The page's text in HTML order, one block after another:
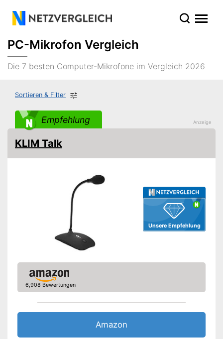
PC-Mikrofon Vergleich
Die 7 besten Computer-Mikrofone im Vergleich 2026
Sortieren & Filter
Empfehlung
Unsere Empfehlung
KLIM Talk
6,908 Bewertungen
Amazon